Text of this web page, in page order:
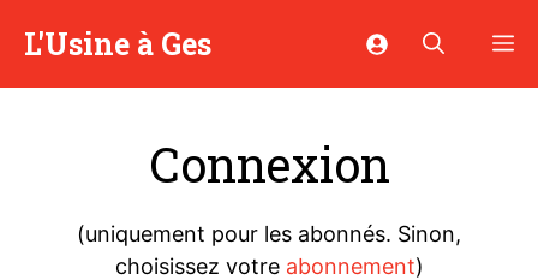
L'Usine à Ges
Connexion
(uniquement pour les abonnés. Sinon,
choisissez votre abonnement)